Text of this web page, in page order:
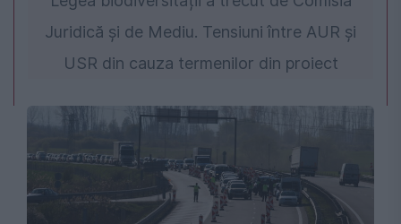
Juridică și de Mediu. Tensiuni între AUR și
USR din cauza termenilor din proiect